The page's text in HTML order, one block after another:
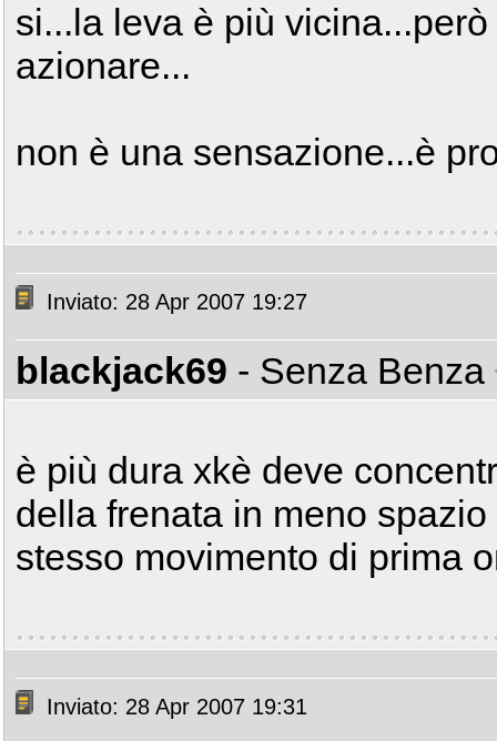
si...la leva è più
azionare...
non è una sensazione...è
Inviato: 28 Apr 2007 19:27
blackjack69 - Senza Benza
è più dura xkè deve
della frenata in meno
stesso movimento di prima
Inviato: 28 Apr 2007 19:31